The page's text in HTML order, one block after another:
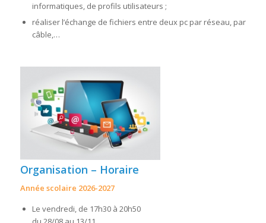
informatiques, de profils utilisateurs ;
réaliser l’échange de fichiers entre deux pc par réseau, par
câble,…
Organisation – Horaire
Année scolaire 2026-2027
Le vendredi, de 17h30 à 20h50